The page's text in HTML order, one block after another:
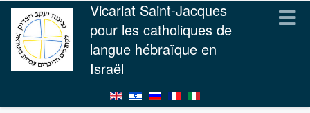
Vicariat Saint-Jacques
pour les catholiques de
langue hébraïque en
Israël